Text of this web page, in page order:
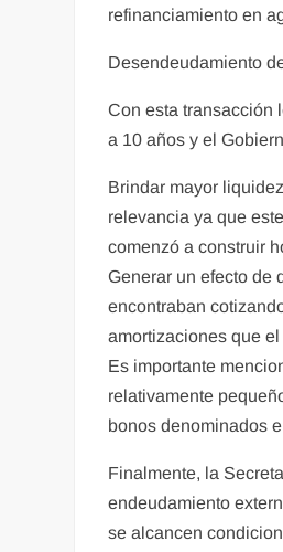
refinanciamiento en
Desendeudamiento
Con esta transacción
a 10 años y el
Brindar mayor
relevancia ya que
comenzó a construir
Generar un efecto de
encontraban
amortizaciones que
Es importante
relativamente
bonos denominados
Finalmente, la
endeudamiento
se alcancen